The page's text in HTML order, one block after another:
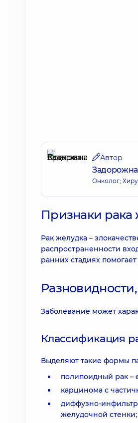
Автор
Онколог;
Признаки
Рак желудка –
распространенности
ранних стадиях
Заболевание может
Классификация
Выделяют такие формы
полипоидный рак –
карцинома с
диффузно-
желудочной стенки;